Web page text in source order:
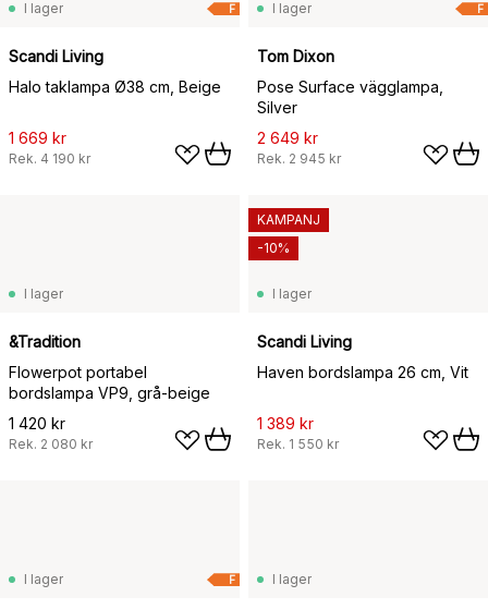
F
I lager
Scandi Living
Halo taklampa Ø38 cm, Beige
1 669 kr
Rek. 4 190 kr
F
I lager
Tom Dixon
Pose Surface vägglampa,
Silver
2 649 kr
Rek. 2 945 kr
I lager
&Tradition
Flowerpot portabel
bordslampa VP9, grå-beige
1 420 kr
Rek. 2 080 kr
I lager
Scandi Living
Haven bordslampa 26 cm, Vit
1 389 kr
Rek. 1 550 kr
KAMPANJ
-10%
F
I lager I lager